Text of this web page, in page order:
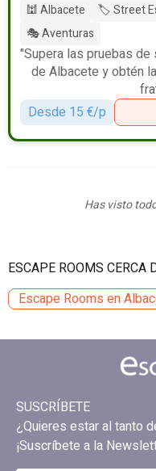
🕍 Albacete 🏷️ Street
🎭 Aventuras
"Supera las pruebas
de Albacete y obtén
Desde 15 €/p
Has visto
ESCAPE ROOMS CERCA
Escape Rooms en
SUSCRÍBETE
¿Quieres estar al tanto
¡Suscríbete a la